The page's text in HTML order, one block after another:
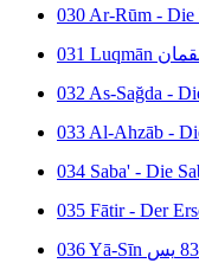
030 Ar-Rūm - Die
031 Luqmān
032 As-Sağda -
033 Al-Ahzāb -
034 Saba' - Die
035 Fātir - Der
036Yā-Sīn يس 83